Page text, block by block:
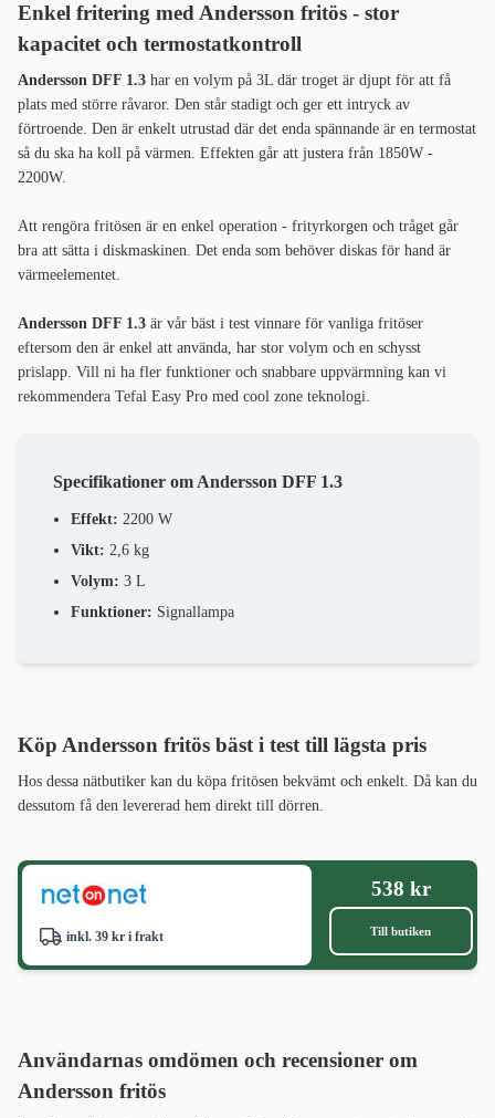
Enkel fritering med Andersson fritös - stor
kapacitet och termostatkontroll
Andersson DFF 1.3 har en volym på 3L där troget är djupt för att få
plats med större råvaror. Den står stadigt och ger ett intryck av
förtroende. Den är enkelt utrustad där det enda spännande är en termostat
så du ska ha koll på värmen. Effekten går att justera från 1850W -
2200W.
Att rengöra fritösen är en enkel operation - frityrkorgen och tråget går
bra att sätta i diskmaskinen. Det enda som behöver diskas för hand är
värmeelementet.
Andersson DFF 1.3 är vår bäst i test vinnare för vanliga fritöser
eftersom den är enkel att använda, har stor volym och en schysst
prislapp. Vill ni ha fler funktioner och snabbare uppvärmning kan vi
rekommendera Tefal Easy Pro med cool zone teknologi.
Specifikationer om Andersson DFF 1.3
Effekt: 2200 W
Vikt: 2,6 kg
Volym: 3 L
Funktioner: Signallampa
Köp Andersson fritös bäst i testtill lägsta pris
Hos dessa nätbutiker kan du köpa fritösen bekvämt och enkelt. Då kan du
dessutom få den levererad hem direkt till dörren.
inkl. 39 kr i frakt
538 kr
Till butiken
Användarnas omdömen och recensioner om
Andersson fritös